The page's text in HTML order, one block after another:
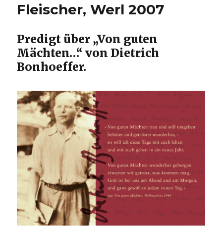
Fleischer, Werl 2007
Predigt über „Von guten
Mächten…“ von Dietrich
Bonhoeffer.